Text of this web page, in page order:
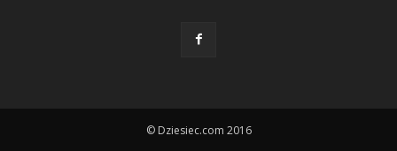
© Dziesiec.com 2016